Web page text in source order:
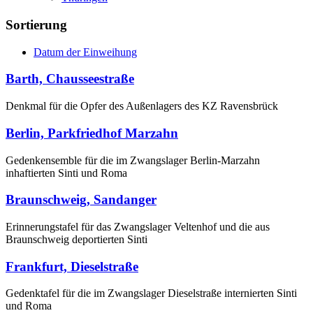
Sortierung
Datum der Einweihung
Barth, Chausseestraße
Denkmal für die Opfer des Außenlagers des KZ Ravensbrück
Berlin, Parkfriedhof Marzahn
Gedenkensemble für die im Zwangslager Berlin-Marzahn
inhaftierten Sinti und Roma
Braunschweig, Sandanger
Erinnerungstafel für das Zwangslager Veltenhof und die aus
Braunschweig deportierten Sinti
Frankfurt, Dieselstraße
Gedenktafel für die im Zwangslager Dieselstraße internierten Sinti
und Roma